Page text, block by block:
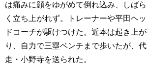
は痛みに顔をゆがめて倒れ込み、しばら
く立ち上がれず。トレーナーや平田ヘッ
ドコーチが駆けつけた。近本は起き上が
り、自力で三塁ベンチまで歩いたが、代
走・小野寺を送られた。